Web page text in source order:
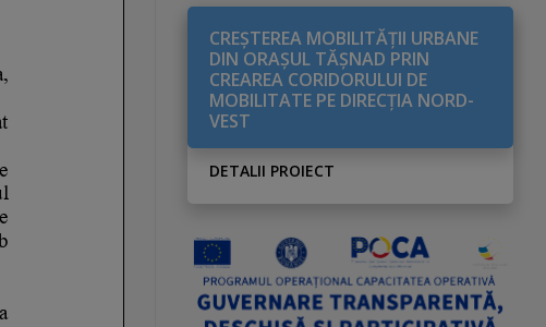
CREŞTEREA MOBILITĂŢII URBANE
DIN ORAŞUL TĂŞNAD PRIN
CREAREA CORIDORULUI DE
MOBILITATE PE DIRECŢIA NORD-
VEST
DETALII PROIECT